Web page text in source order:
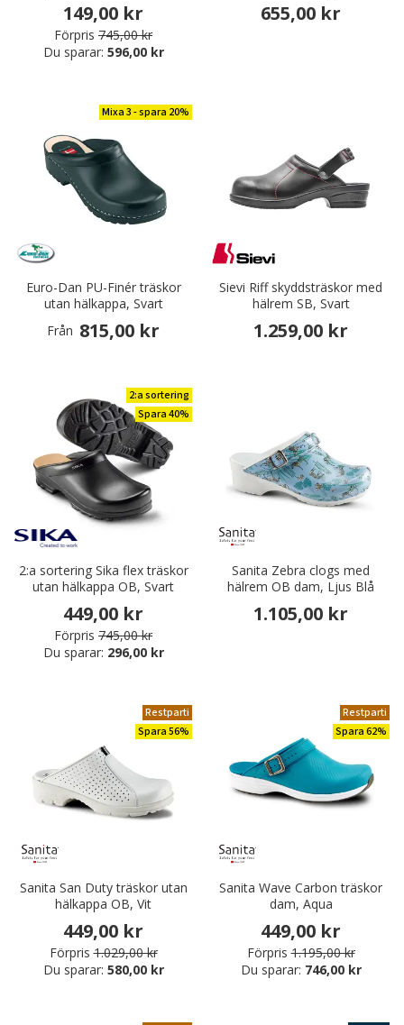
149,00 kr
Förpris 745,00 kr
Du sparar: 596,00 kr
655,00 kr
Mixa 3 - spara 20%
Euro-Dan PU-Finér träskor
utan hälkappa, Svart
Från 815,00 kr
Sievi Riff skyddsträskor med
hälrem SB, Svart
1.259,00 kr
2:a sortering
Spara 40%
2:a sortering Sika flex träskor
utan hälkappa OB, Svart
449,00 kr
Förpris 745,00 kr
Du sparar: 296,00 kr
Sanita Zebra clogs med
hälrem OB dam, Ljus Blå
1.105,00 kr
Restparti
Spara 56%
Sanita San Duty träskor utan
hälkappa OB, Vit
449,00 kr
Förpris 1.029,00 kr
Du sparar: 580,00 kr
Restparti
Spara 62%
Sanita Wave Carbon träskor
dam, Aqua
449,00 kr
Förpris 1.195,00 kr
Du sparar: 746,00 kr